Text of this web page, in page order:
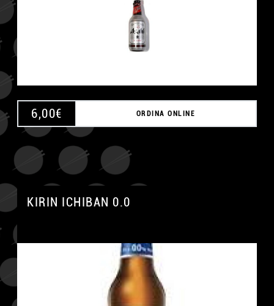
6,00€ ORDINA ONLINE
KIRIN ICHIBAN 0.0